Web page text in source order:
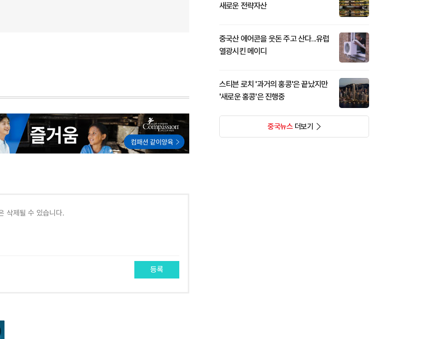
등록
새로운 전략자산
중국산 에어콘을 웃돈 주고 산다...유럽
열광시킨 메이디
스티븐 로치 '과거의 홍콩'은 끝났지만
'새로운 홍콩'은 진행중
중국뉴스더보기